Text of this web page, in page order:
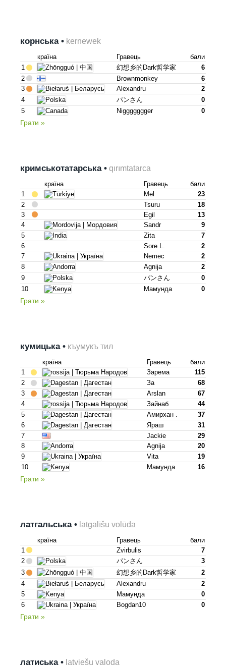
корнська • kernewek
країна Гравець
бали
1
幻想乡的dark哲学家
6
2
Brownmonkey
6
3
Alexandru
2
4
パンさん
0
5
Niggggggger 0
Грати »
кримськотатарська • qırımtatarca
країна Гравець
бали
1
Mel
23
2
Tsuru
18
3
Egil
13
4
Sandr
9
5
Zita
7
6
Sore L.
2
7
Nemec
2
8
Agnija
2
9
パンさん
0
10
Мамунда 0
Грати »
кумицька • къумукъ тил
країна Гравець
бали
1
Зарема
115
2
За
68
3
Arslan
67
4
Зайнаб
44
5
Амирхан .
37
6
Яраш
31
7
Jackie
29
8
Agnija
20
9
Vita
19
10
Мамунда 16
Грати »
латгальська • latgalīšu volūda
країна Гравець
бали
1
Zvirbulis
7
2
パンさん
3
3
幻想乡的dark哲学家
2
4
Alexandru
2
5
Мамунда
0
6
Bogdan10 0
Грати »
латиська • latviešu valoda